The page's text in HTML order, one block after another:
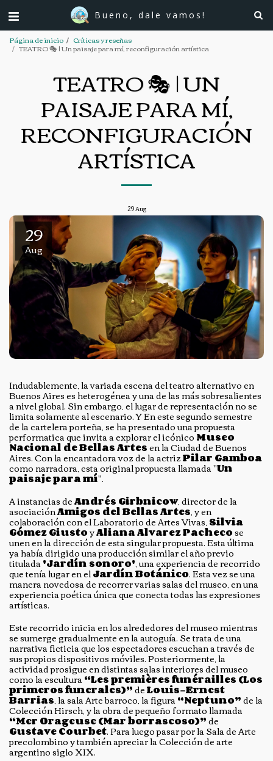
Bueno, dale vamos!
Página de inicio Críticas y reseñas
TEATRO 🎭 | Un paisaje para mí, reconfiguración artística
TEATRO 🎭 | UN
PAISAJE PARA MÍ,
RECONFIGURACIÓN
ARTÍSTICA
29Aug
29
Aug
Indudablemente, la variada escena del teatro alternativo en
Buenos Aires es heterogénea y una de las más sobresalientes
a nivel global. Sin embargo, el lugar de representación no se
limita solamente al escenario. Y En este segundo semestre
de la cartelera porteña, se ha presentado una propuesta
performatica que invita a explorar el icónicoMuseo
Nacional de Bellas Artesen la Ciudad de Buenos
Aires. Con la encantadora voz de la actrizPilar Gamboa
como narradora, esta original propuesta llamada "Un
paisaje para mí".
A instancias deAndrés Girbnicow, director de la
asociaciónAmigos del Bellas Artes, y en
colaboración con el Laboratorio de Artes Vivas,Silvia
Gómez GiustoyAliana Alvarez Pachecose
unen en la dirección de esta singular propuesta. Esta última
ya había dirigido una producción similar el año previo
titulada'Jardín sonoro', una experiencia de recorrido
que tenía lugar en elJardín Botánico. Esta vez se una
manera novedosa de recorrer varias salas del museo, en una
experiencia poética única que conecta todas las expresiones
artísticas.
Este recorrido inicia en los alrededores del museo mientras
se sumerge gradualmente en la autoguía. Se trata de una
narrativa ficticia que los espectadores escuchan a través de
sus propios dispositivos móviles. Posteriormente, la
actividad prosigue en distintas salas interiores del museo
como la escultura“Les premières funérailles (Los
primeros funerales)”deLouis-Ernest
Barrias, la sala Arte barroco, la figura“Neptuno”de la
Colección Hirsch, y la obra de pequeño formato llamada
“Mer Orageuse (Mar borrascoso)”de
Gustave Courbet. Para luego pasar por la Sala de Arte
precolombino y también apreciar la Colección de arte
argentino siglo XIX.